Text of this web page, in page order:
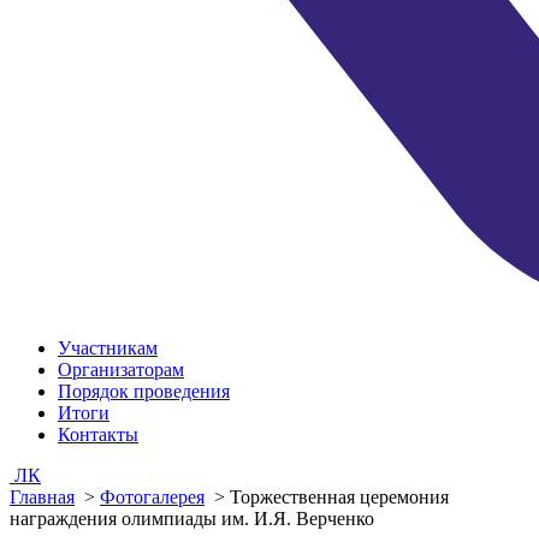
Участникам
Организаторам
Порядок проведения
Итоги
Контакты
ЛК
Главная > Фотогалерея > Торжественная церемония
награждения олимпиады им. И.Я. Верченко